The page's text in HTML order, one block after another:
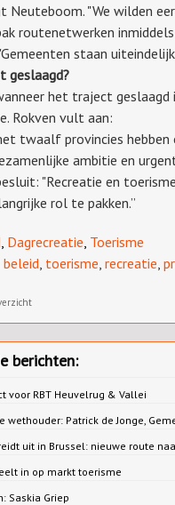
Neuteboom. "We wilden
routenetwerken
staan
geslaagd?
het traject geslaagd
Rokven vult aan:
twaalf provincies hebben
ambitie en
"Recreatie en
rol te pakken.”
Dagrecreatie Toerisme
beleid toerisme recreatie
berichten:
voor RBT Heuvelrug & Vallei
wethouder: Patrick de Jonge,
uit in Brussel: nieuwe route
in op markt toerisme
Saskia Griep